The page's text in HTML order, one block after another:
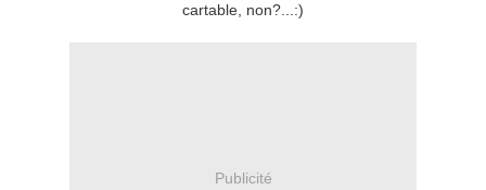
cartable, non?...:)
Publicité